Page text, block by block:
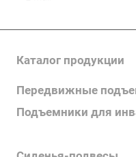
Каталог продукции
Передвижные
Подъемники для